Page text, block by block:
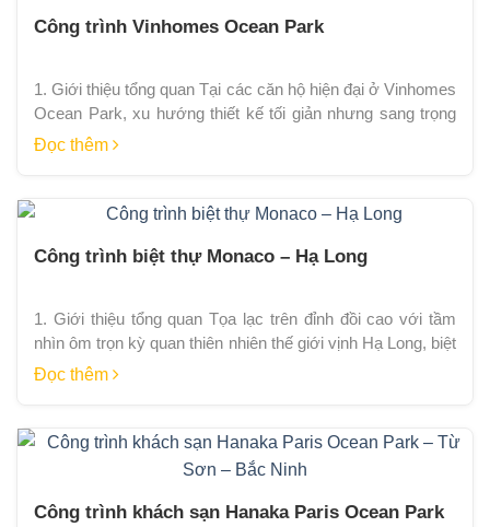
Công trình Vinhomes Ocean Park
1. Giới thiệu tổng quan Tại các căn hộ hiện đại ở Vinhomes
Ocean Park, xu hướng thiết kế tối giản nhưng sang trọng
đang ngày càng được ưa chuộng. Không cần quá nhiều chi
Đọc thêm
Công trình biệt thự Monaco – Hạ Long
1. Giới thiệu tổng quan Tọa lạc trên đỉnh đồi cao với tầm
nhìn ôm trọn kỳ quan thiên nhiên thế giới vịnh Hạ Long, biệt
thự thuộc quần thể Monaco Hạ Long là biểu tượng của
Đọc thêm
Công trình khách sạn Hanaka Paris Ocean Park